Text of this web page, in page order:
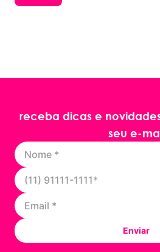
receba dicas e
seu e-
Enviar